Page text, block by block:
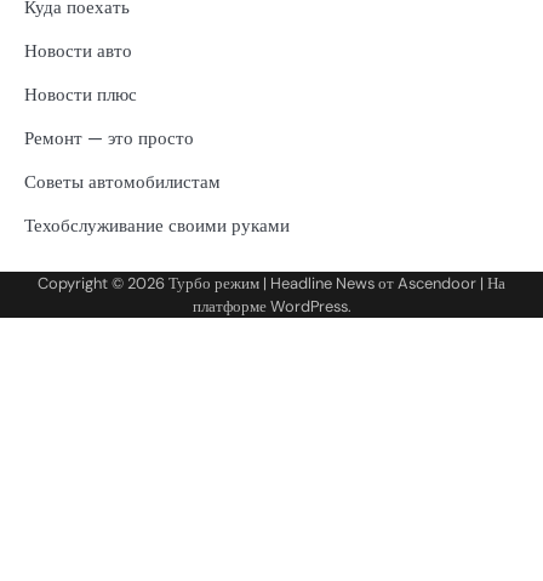
Куда поехать
Новости авто
Новости плюс
Ремонт — это просто
Советы автомобилистам
Техобслуживание своими руками
Copyright © 2026Турбо режим | Headline News отAscendoor | На
платформеWordPress.